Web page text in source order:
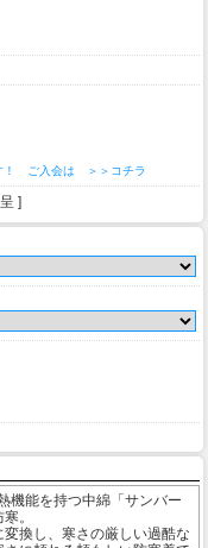
！ ご入会は ＞＞コチラ
]
機能を持つ中綿「サンバー
。
換し、寒さの厳しい過酷な